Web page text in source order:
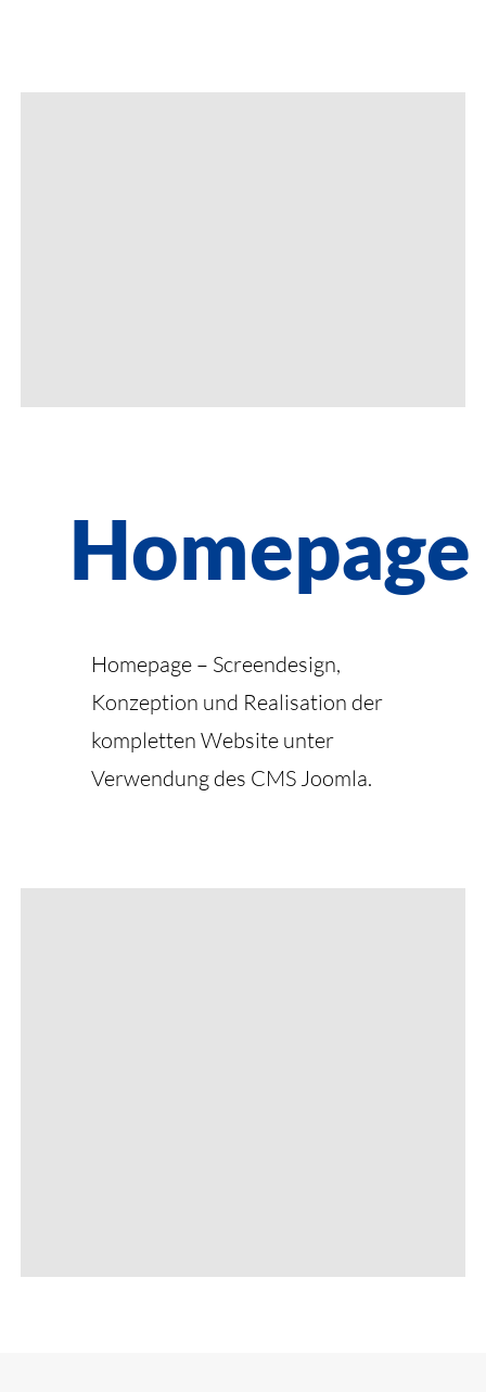
Homepage
Homepage – Screendesign,
Konzeption und Realisation der
kompletten Website unter
Verwendung des CMS Joomla.